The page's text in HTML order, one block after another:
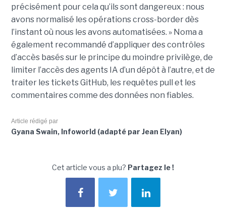
précisément pour cela qu’ils sont dangereux : nous
avons normalisé les opérations cross-border dès
l’instant où nous les avons automatisées. » Noma a
également recommandé d’appliquer des contrôles
d’accès basés sur le principe du moindre privilège, de
limiter l’accès des agents IA d’un dépôt à l’autre, et de
traiter les tickets GitHub, les requêtes pull et les
commentaires comme des données non fiables.
Article rédigé par
Gyana Swain, Infoworld (adapté par Jean Elyan)
Cet article vous a plu? Partagez le !